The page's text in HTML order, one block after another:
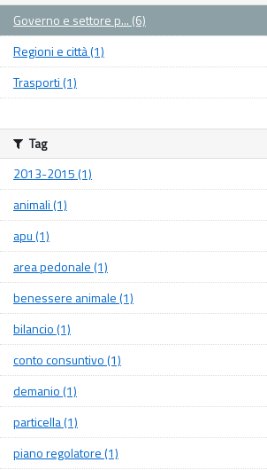
Governo e settore p... (6)
Regioni e città (1)
Trasporti (1)
Tag
2013-2015 (1)
animali (1)
apu (1)
area pedonale (1)
benessere animale (1)
bilancio (1)
conto consuntivo (1)
demanio (1)
particella (1)
piano regolatore (1)